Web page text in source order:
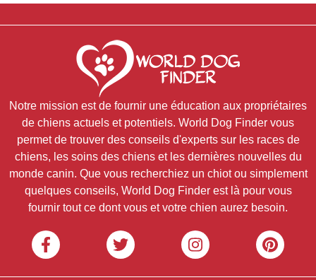
Notre mission est de fournir une éducation aux propriétaires
de chiens actuels et potentiels. World Dog Finder vous
permet de trouver des conseils d'experts sur les races de
chiens, les soins des chiens et les dernières nouvelles du
monde canin. Que vous recherchiez un chiot ou simplement
quelques conseils, World Dog Finder est là pour vous
fournir tout ce dont vous et votre chien aurez besoin.